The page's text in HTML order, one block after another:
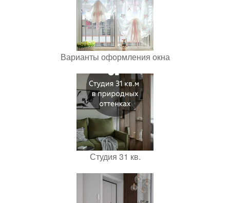
Варианты оформления окна
Студия 31 кв.